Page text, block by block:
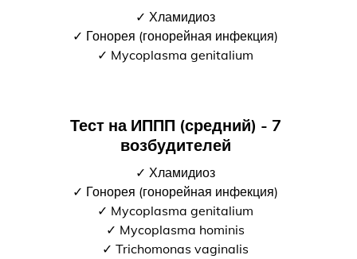
✓ Хламидиоз
✓ Гонорея (гонорейная инфекция)
✓ Mycoplasma genitalium
Тест на ИППП (средний) - 7
возбудителей
✓ Хламидиоз
✓ Гонорея (гонорейная инфекция)
✓ Mycoplasma genitalium
✓ Mycoplasma hominis
✓ Trichomonas vaginalis